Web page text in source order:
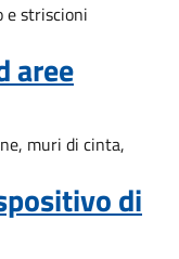
striscioni
aree
muri di cinta,
di